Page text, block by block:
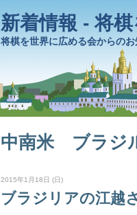
新着情報 - 将
将棋を世界に広める会からの
中南米 ブラジ
2015年1月18日 (日)
ブラジリアの江越